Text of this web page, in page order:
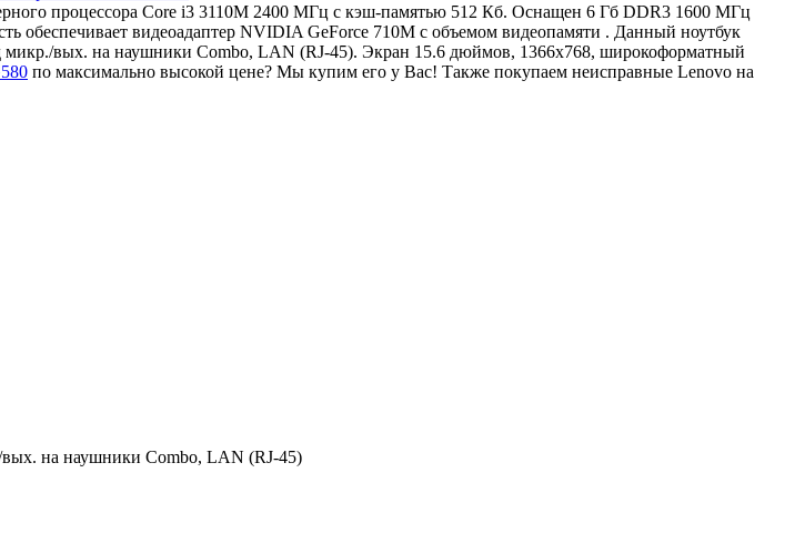
процессора Core i3 3110M 2400 МГц с кэш-памятью 512 Кб. Оснащен 6 Гб DDR3 1600 МГц
обеспечивает видеоадаптер NVIDIA GeForce 710M с объемом видеопамяти . Данный ноутбук
вых. на наушники Combo, LAN (RJ-45). Экран 15.6 дюймов, 1366x768, широкоформатный
по максимально высокой цене? Мы купим его у Вас! Также покупаем неисправные Lenovo на
на наушники Combo, LAN (RJ-45)